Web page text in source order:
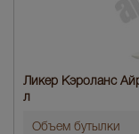
Ликер Кэроланс
л
Объем бутылки